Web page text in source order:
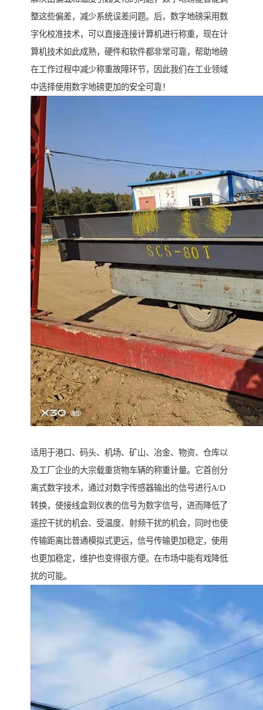
整这些偏差，减少系统误差问题。后，数字地磅采用数
字化校准技术，可以直接连接计算机进行称重，现在计
算机技术如此成熟，硬件和软件都非常可靠，帮助地磅
在工作过程中减少称重故障环节，因此我们在工业领域
中选择使用数字地磅更加的安全可靠！
适用于港口、码头、机场、矿山、冶金、物资、仓库以
及工厂企业的大宗载重货物车辆的称重计量。它首创分
离式数字技术，通过对数字传感器输出的信号进行A/D
转换，使接线盒到仪表的信号为数字信号，进而降低了
遥控干扰的机会、受温度、射频干扰的机会，同时也使
传输距离比普通模拟式更远，信号传输更加稳定，使用
也更加稳定，维护也变得很方便。在市场中能有戏降低
扰的可能。